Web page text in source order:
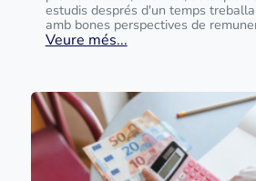
estudis després d'un temps
amb bones perspectives de
Veure més...